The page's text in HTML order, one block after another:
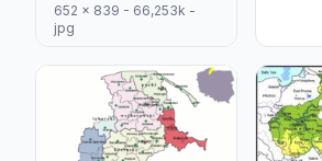
652 x 839 - 66,253k -
jpg